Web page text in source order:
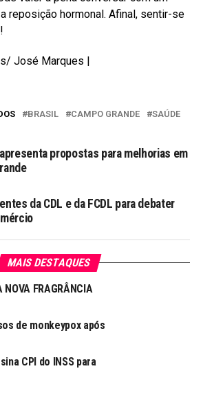
reposição hormonal. Afinal, sentir-se
José Marques |
BRASIL CAMPO GRANDE SAÚDE
propostas para melhorias em
da CDL e da FCDL para debater
MAIS DESTAQUES
NOVA FRAGRÂNCIA
de monkeypox após
CPI do INSS para